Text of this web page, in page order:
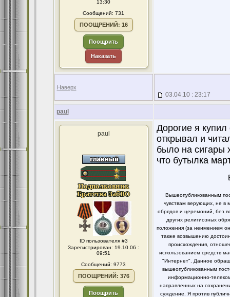
13:30
Сообщений: 731
ПООЩРЕНИЙ: 16
Поощрить
Наказать
Наверх
03.04.10 : 23:17
paul
paul
ID пользователя #3
Зарегистрирован: 19.10.06 :
09:51
Сообщений: 9773
ПООЩРЕНИЙ: 376
Поощрить
Дорогие я
открывал и
было на сигары
что бутылка
Вышеопубликованным
чувствам верующих, не в
обрядов и церемоний, без
других религиозных
положения (за неимением
также возвышению
происхождения,
использованием средств
"Интернет". Данное
вышеопубликованным
информационно-
направленных на
суждение. Я против